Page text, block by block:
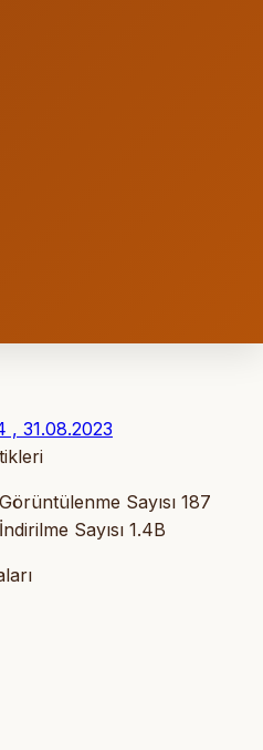
, 31.08.2023
Sayısı 187
Sayısı 1.4B